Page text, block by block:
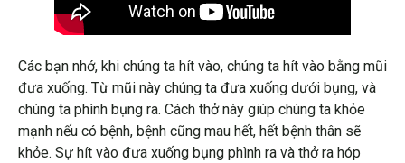
Các bạn nhớ, khi chúng ta hít vào, chúng ta hít vào bằng mũi
đưa xuống. Từ mũi này chúng ta đưa xuống dưới bụng, và
chúng ta phình bụng ra. Cách thở này giúp chúng ta khỏe
mạnh nếu có bệnh, bệnh cũng mau hết, hết bệnh thân sẽ
khỏe. Sự hít vào đưa xuống bụng phình ra và thở ra hóp